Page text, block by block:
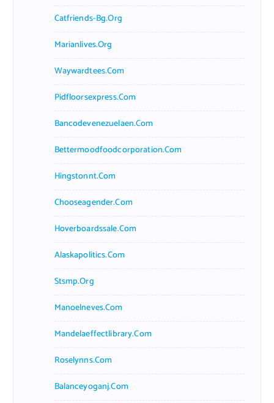
Catfriends-Bg.org
Marianlives.org
Waywardtees.com
Pidfloorsexpress.com
Bancodevenezuelaen.com
Bettermoodfoodcorporation.com
Hingstonnt.com
Chooseagender.com
Hoverboardssale.com
Alaskapolitics.com
Stsmp.org
Manoelneves.com
Mandelaeffectlibrary.com
Roselynns.com
Balanceyoganj.com